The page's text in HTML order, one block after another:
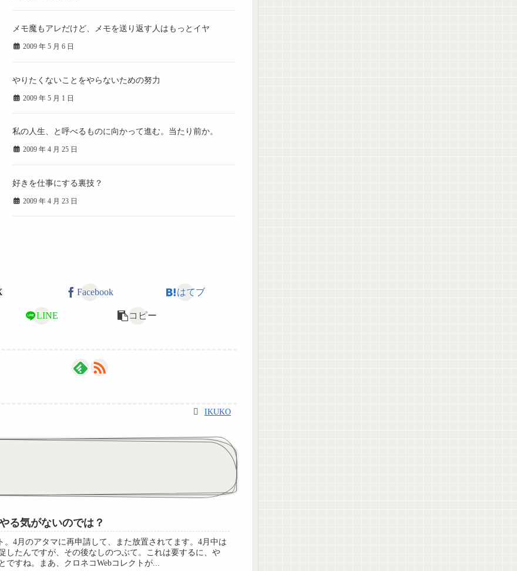
メモ魔もアレだけど、メモを送り返す人はもっとイヤ
2009 年 5 月 6 日
やりたくないことをやらないための努力
2009 年 5 月 1 日
私の人生、と呼べるものに向かって進む。当たり前か。
2009 年 4 月 25 日
好きを仕事にする裏技？
2009 年 4 月 23 日
Facebook はてブ
LINE コピー
IKUKO
る気がないのでは？
。4月のアタマに再申請して、また放置されてます。4月中は
したんですが、その後なしのつぶて。これは要するに、や
。まあ、クロネコWebコレクトが...